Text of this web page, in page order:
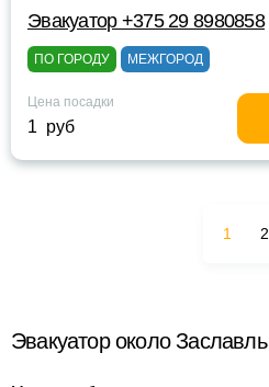
Эвакуатор +375 29 8980858
ПО ГОРОДУ МЕЖГОРОД
Цена посадки
1 руб
1 2
Эвакуатор около Заславль